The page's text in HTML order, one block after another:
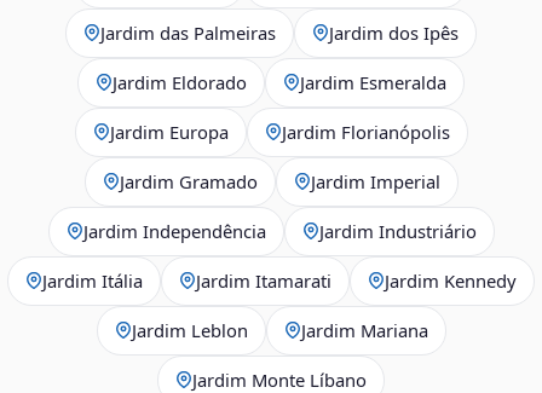
Jardim das Palmeiras Jardim dos Ipês
Jardim Eldorado Jardim Esmeralda
Jardim Europa Jardim Florianópolis
Jardim Gramado Jardim Imperial
Jardim Independência Jardim Industriário
Jardim Itália Jardim Itamarati Jardim Kennedy
Jardim Leblon Jardim Mariana
Jardim Monte Líbano